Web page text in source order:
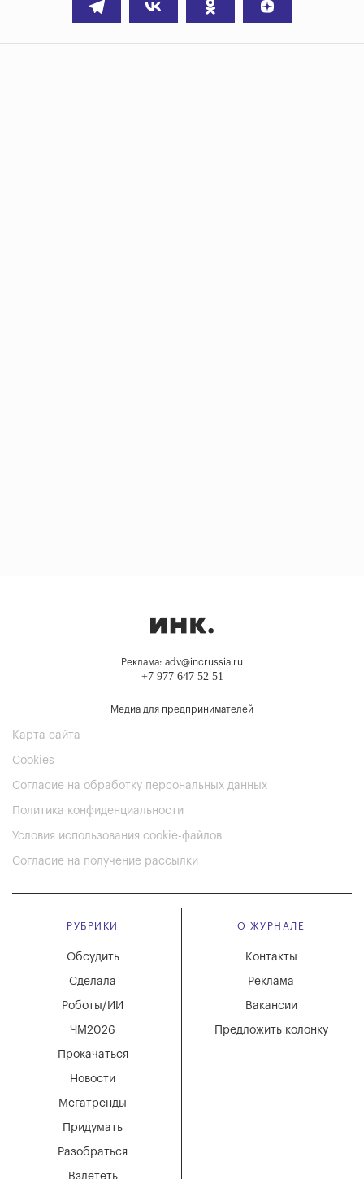
Реклама: adv@incrussia.ru
+7 977 647 52 51
Медиа для предпринимателей
Карта сайта
Cookies
Согласие на обработку персональных данных
Политика конфиденциальности
Условия использования cookie-файлов
Согласие на получение рассылки
РУБРИКИ
Мегатренды
Придумать
Разобраться
Взлететь
Новости
Обсудить
Сделала
Роботы/ИИ
ЧМ2026
Прокачаться
О ЖУРНАЛЕ
Вакансии
Реклама
Контакты
Предложить колонку